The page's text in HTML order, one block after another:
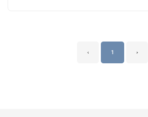
‹ 1 ›